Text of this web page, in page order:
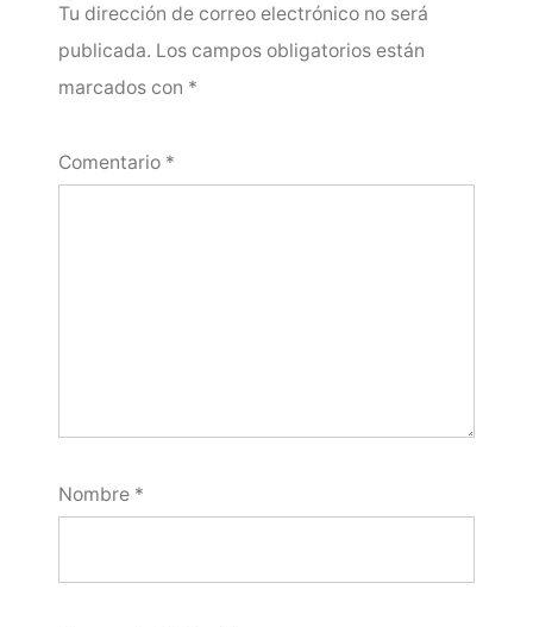
Tu dirección de correo electrónico no será
publicada. Los campos obligatorios están
marcados con *
Comentario *
Nombre *